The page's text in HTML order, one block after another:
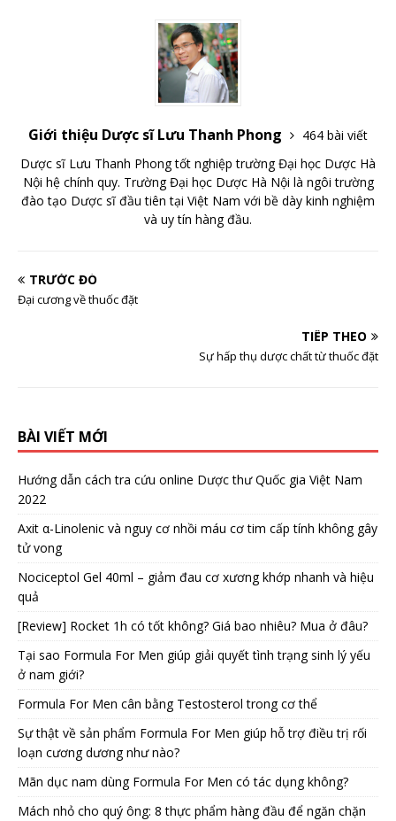
Giới thiệu Dược sĩ Lưu Thanh Phong
464 bài viết
Dược sĩ Lưu Thanh Phong tốt nghiệp trường Đại học Dược Hà
Nội hệ chính quy. Trường Đại học Dược Hà Nội là ngôi trường
đào tạo Dược sĩ đầu tiên tại Việt Nam với bề dày kinh nghiệm
và uy tín hàng đầu.
TRƯỚC ĐÓ
Đại cương về thuốc đặt
TIẾP THEO
Sự hấp thụ dược chất từ thuốc đặt
BÀI VIẾT MỚI
Hướng dẫn cách tra cứu online Dược thư Quốc gia Việt Nam
2022
Axit α-Linolenic và nguy cơ nhồi máu cơ tim cấp tính không gây
tử vong
Nociceptol Gel 40ml – giảm đau cơ xương khớp nhanh và hiệu
quả
[Review] Rocket 1h có tốt không? Giá bao nhiêu? Mua ở đâu?
Tại sao Formula For Men giúp giải quyết tình trạng sinh lý yếu
ở nam giới?
Formula For Men cân bằng Testosterol trong cơ thể
Sự thật về sản phẩm Formula For Men giúp hỗ trợ điều trị rối
loạn cương dương như nào?
Mãn dục nam dùng Formula For Men có tác dụng không?
Mách nhỏ cho quý ông: 8 thực phẩm hàng đầu để ngăn chặn